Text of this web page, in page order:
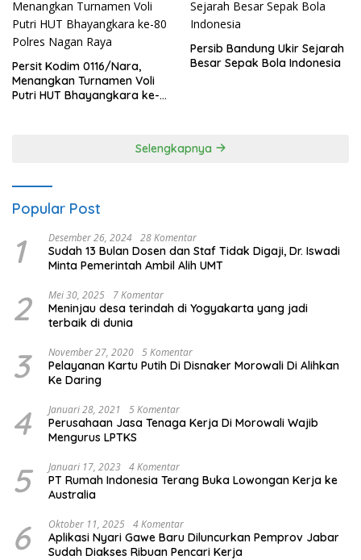
Persit Kodim 0116/Nara,
Menangkan Turnamen Voli
Putri HUT Bhayangkara ke-
Persib Bandung Ukir Sejarah
Besar Sepak Bola Indonesia
Selengkapnya
Popular Post
1 Desember 26, 2024 28 Komentar
Sudah 13 Bulan Dosen dan Staf Tidak Digaji, Dr. Iswadi
Minta Pemerintah Ambil Alih UMT
2 Mei 30, 2025 7 Komentar
Meninjau desa terindah di Yogyakarta yang jadi
terbaik di dunia
3 November 27, 2020 5 Komentar
Pelayanan Kartu Putih Di Disnaker Morowali Di Alihkan
Ke Daring
4 Januari 28, 2021 5 Komentar
Perusahaan Jasa Tenaga Kerja Di Morowali Wajib
Mengurus LPTKS
5 Januari 17, 2023 4 Komentar
PT Rumah Indonesia Terang Buka Lowongan Kerja ke
Australia
6 Oktober 11, 2025 4 Komentar
Aplikasi Nyari Gawe Baru Diluncurkan Pemprov Jabar
Sudah Diakses Ribuan Pencari Kerja